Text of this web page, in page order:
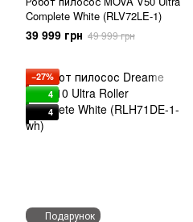
Complete White (RLV72LE-1)
39 999 грн 49 999 грн
Подарунок
−27%
4
4